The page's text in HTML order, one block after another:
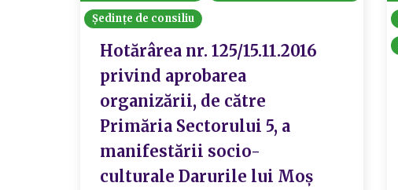
Ședințe de consiliu
Hotărârea nr. 125/15.11.2016
privind aprobarea
organizării, de către
Primăria Sectorului 5, a
manifestării socio-
culturale Darurile lui Moș